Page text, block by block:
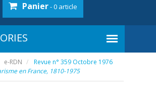
Panier- 0 article
e-RDN
Revue n° 359 Octobre 1976
en France, 1810-1975